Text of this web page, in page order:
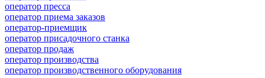
оператор пресса
оператор приема заказов
оператор-приемщик
оператор присадочного станка
оператор продаж
оператор производства
оператор производственного оборудования